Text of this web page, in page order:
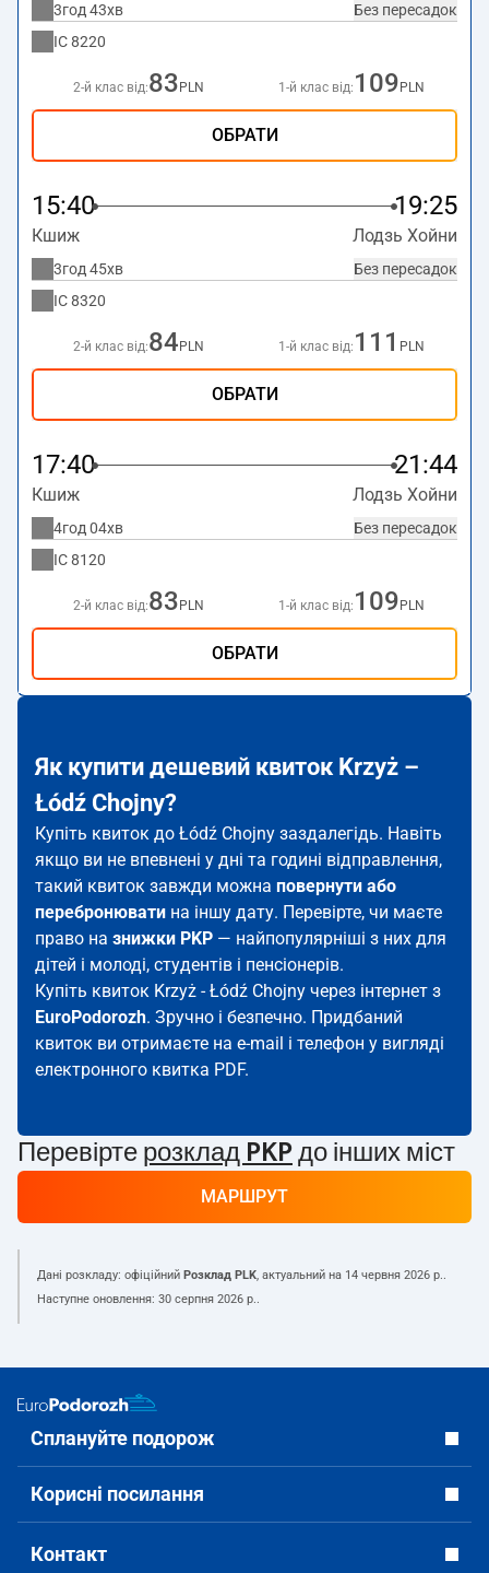
Без пересадок
3год 43хв
IC8220
2-й клас від:83 PLN 1-й клас від: 109 PLN
ОБРАТИ
15:40 19:25
Кшиж Лодзь Хойни
Без пересадок
3год 45хв
IC8320
2-й клас від:84 PLN 1-й клас від: 111 PLN
ОБРАТИ
17:40 21:44
Кшиж Лодзь Хойни
Без пересадок
4год 04хв
IC8120
2-й клас від:83 PLN 1-й клас від: 109 PLN
ОБРАТИ
Як купити дешевий квиток Krzyż –
Łódź Chojny?
Купіть квиток до Łódź Chojny заздалегідь. Навіть
якщо ви не впевнені у дні та годині відправлення,
такий квиток завжди можна повернути або
перебронювати на іншу дату. Перевірте, чи маєте
право на знижки PKP — найпопулярніші з них для
дітей і молоді, студентів і пенсіонерів.
Купіть квиток Krzyż - Łódź Chojny через інтернет з
EuroPodorozh. Зручно і безпечно. Придбаний
квиток ви отримаєте на e-mail і телефон у вигляді
електронного квитка PDF.
Перевірте розклад PKP до інших міст
МАРШРУТ
Дані розкладу: офіційний Розклад PLK, актуальний на 14 червня 2026 р..
Наступне оновлення: 30 серпня 2026 р..
Сплануйте подорож
Корисні посилання
Контакт